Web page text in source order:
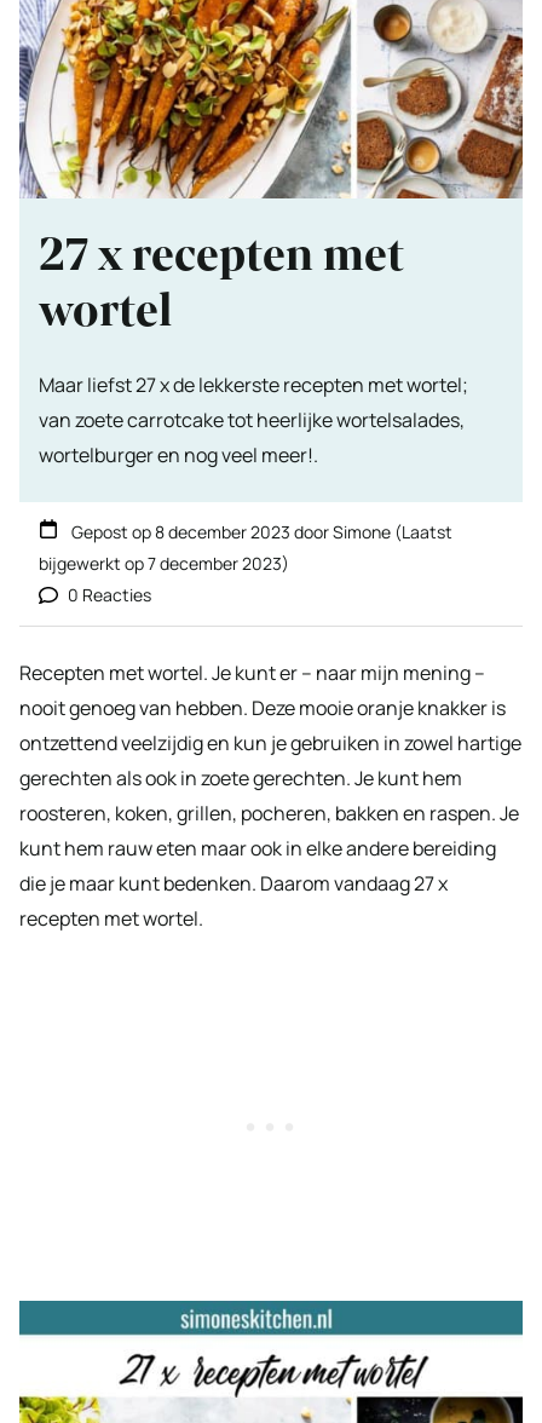
27 x recepten met
wortel
Maar liefst 27 x de lekkerste recepten met wortel;
van zoete carrotcake tot heerlijke wortelsalades,
wortelburger en nog veel meer!.
Gepost op8 december 2023 doorSimone (Laatst
bijgewerkt op7 december 2023)
0 Reacties
Recepten met wortel. Je kunt er – naar mijn mening –
nooit genoeg van hebben. Deze mooie oranje knakker is
ontzettend veelzijdig en kun je gebruiken in zowel hartige
gerechten als ook in zoete gerechten. Je kunt hem
roosteren, koken, grillen, pocheren, bakken en raspen. Je
kunt hem rauw eten maar ook in elke andere bereiding
die je maar kunt bedenken. Daarom vandaag 27 x
recepten met wortel.